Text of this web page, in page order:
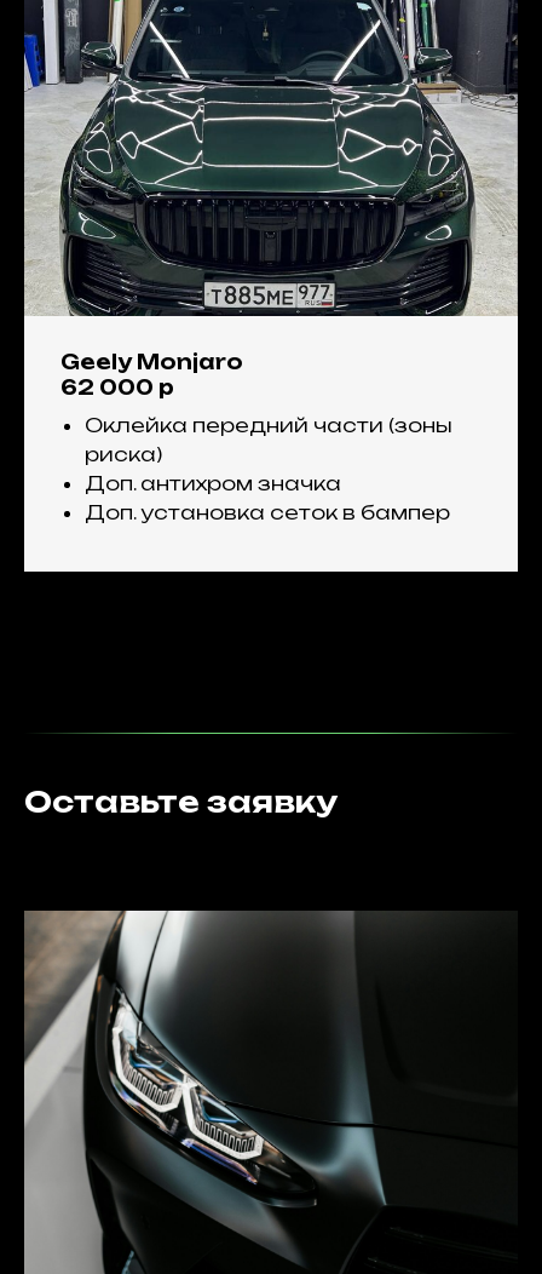
Geely Monjaro
62 000 р
Оклейка передний части (зоны
риска)
Доп. антихром значка
Доп. установка сеток в бампер
Оставьте заявку